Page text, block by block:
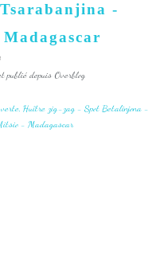
-
publié depuis Overblog